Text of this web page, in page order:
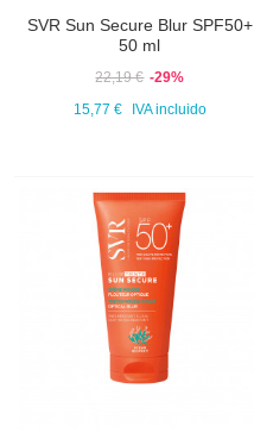
SVR Sun Secure Blur SPF50+
50 ml
22,19 € -29%
15,77 €
IVA incluido